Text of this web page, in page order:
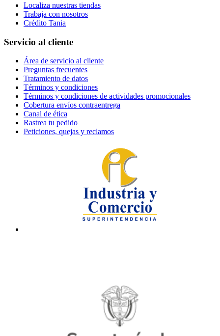
Localiza nuestras tiendas
Trabaja con nosotros
Crédito Tania
Servicio al cliente
Área de servicio al cliente
Preguntas frecuentes
Tratamiento de datos
Términos y condiciones
Términos y condiciones de actividades promocionales
Cobertura envíos contraentrega
Canal de ética
Rastrea tu pedido
Peticiones, quejas y reclamos